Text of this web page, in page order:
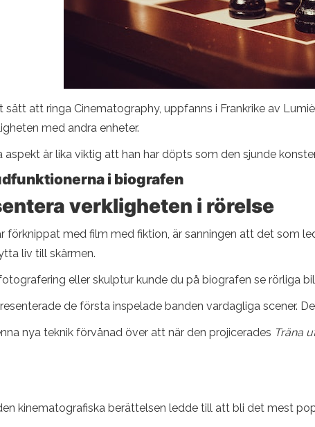
sätt att ringa Cinematography, uppfanns i Frankrike av
med andra enheter.
aspekt är lika viktig att han har döpts som den sjunde
i biografen
verkligheten i rörelse
förknippat med film med fiktion, är sanningen att det som
liv till skärmen.
eller skulptur kunde du på biografen se rörliga
de första inspelade banden vardagliga scener.
nya teknik förvånad över att när den projicerades Träna
kinematografiska berättelsen ledde till att bli det mest